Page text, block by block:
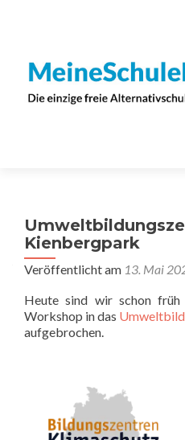
Kienbergpark
Veröffentlicht am 13. Mai
Heute sind wir schon
Workshop in das
aufgebrochen.